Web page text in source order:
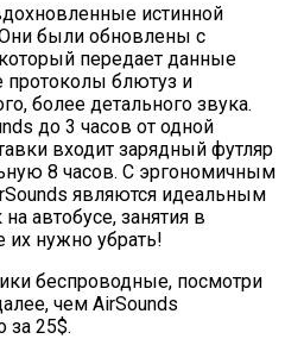
истинной
были обновлены с
передает данные
блютуз и
более детального звука.
до 3 часов от одной
входит зарядный футляр
8 часов. С эргономичным
являются идеальным
автобусе, занятия в
их нужно убрать!
беспроводные, посмотри
чем AirSounds
за 25$.